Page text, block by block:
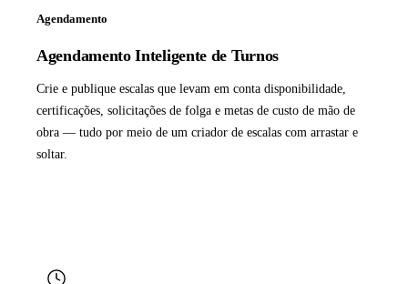
Agendamento
Agendamento Inteligente de Turnos
Crie e publique escalas que levam em conta disponibilidade,
certificações, solicitações de folga e metas de custo de mão de
obra — tudo por meio de um criador de escalas com arrastar e
soltar.